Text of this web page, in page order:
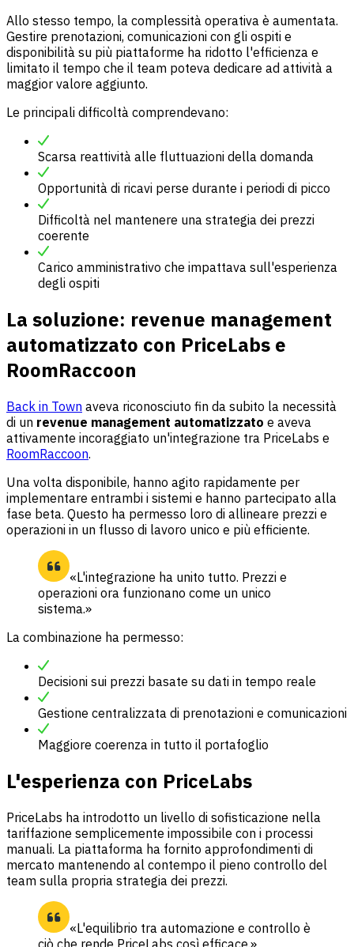
Allo stesso tempo, la complessità operativa è aumentata.
Gestire prenotazioni, comunicazioni con gli ospiti e
disponibilità su più piattaforme ha ridotto l'efficienza e
limitato il tempo che il team poteva dedicare ad attività a
maggior valore aggiunto.
Le principali difficoltà comprendevano:
Scarsa reattività alle fluttuazioni della domanda
Opportunità di ricavi perse durante i periodi di picco
Difficoltà nel mantenere una strategia dei prezzi
coerente
Carico amministrativo che impattava sull'esperienza
degli ospiti
La soluzione: revenue management
automatizzato con PriceLabs e
RoomRaccoon
Back in Town aveva riconosciuto fin da subito la necessità
di un revenue management automatizzato e aveva
attivamente incoraggiato un'integrazione tra PriceLabs e
RoomRaccoon.
Una volta disponibile, hanno agito rapidamente per
implementare entrambi i sistemi e hanno partecipato alla
fase beta. Questo ha permesso loro di allineare prezzi e
operazioni in un flusso di lavoro unico e più efficiente.
«L'integrazione ha unito tutto. Prezzi e
operazioni ora funzionano come un unico
sistema.»
La combinazione ha permesso:
Decisioni sui prezzi basate su dati in tempo reale
Gestione centralizzata di prenotazioni e comunicazioni
Maggiore coerenza in tutto il portafoglio
L'esperienza con PriceLabs
PriceLabs ha introdotto un livello di sofisticazione nella
tariffazione semplicemente impossibile con i processi
manuali. La piattaforma ha fornito approfondimenti di
mercato mantenendo al contempo il pieno controllo del
team sulla propria strategia dei prezzi.
«L'equilibrio tra automazione e controllo è